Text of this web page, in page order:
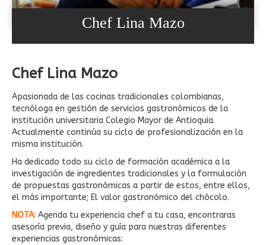
Chef Lina Mazo
Chef Lina Mazo
Apasionada de las cocinas tradicionales colombianas,
tecnóloga en gestión de servicios gastronómicos de la
institución universitaria Colegio Mayor de Antioquia.
Actualmente continúa su ciclo de profesionalización en la
misma institución.
Ha dedicado todo su ciclo de formación académica a la
investigación de ingredientes tradicionales y la formulación
de propuestas gastronómicas a partir de estos, entre ellos,
el más importante; El valor gastronómico del chócolo.
NOTA: Agenda tu experiencia chef a tu casa, encontraras
asesoría previa, diseño y guía para nuestras diferentes
experiencias gastronómicas: